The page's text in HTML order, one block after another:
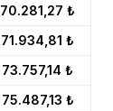
70.281,27 ₺
71.934,81 ₺
73.757,14 ₺
75.487,13 ₺